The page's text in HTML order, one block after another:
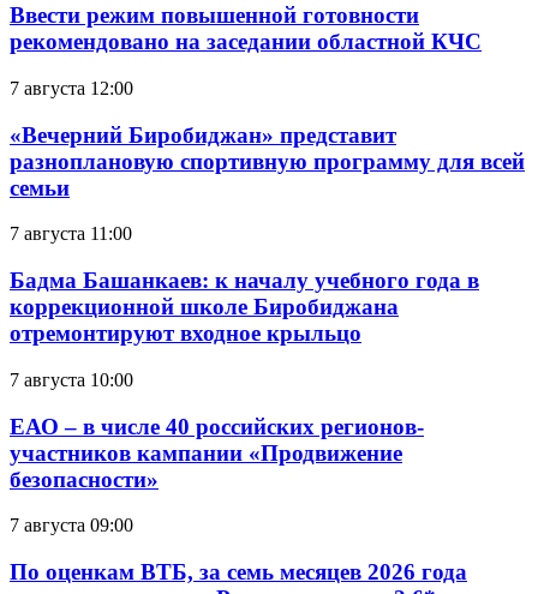
Ввести режим повышенной готовности
рекомендовано на заседании областной КЧС
7 августа 12:00
«Вечерний Биробиджан» представит
разноплановую спортивную программу для всей
семьи
7 августа 11:00
Бадма Башанкаев: к началу учебного года в
коррекционной школе Биробиджана
отремонтируют входное крыльцо
7 августа 10:00
ЕАО – в числе 40 российских регионов-
участников кампании «Продвижение
безопасности»
7 августа 09:00
По оценкам ВТБ, за семь месяцев 2026 года